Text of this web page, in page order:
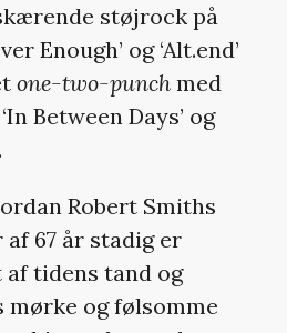
støjrock på
Enough’ og ‘Alt.end’
one-two-punchmed
Between Days’ og
Robert Smiths
67 år stadig er
tidens tand og
og følsomme